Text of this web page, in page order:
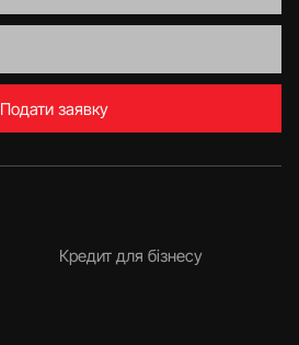
Подати заявку
Кредит для бізнесу